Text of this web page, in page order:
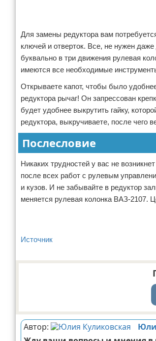
Для замены редуктора вам
ключей и отверток. Все, не нужен
буквально в три движения рулевая
имеются все необходимые
Открываете капот, чтобы было
редуктора рычаг! Он запрессован
будет удобнее выкрутить гайку,
редуктора, выкручиваете, после чего
Послесловие
Никаких трудностей у вас не
после всех работ с рулевым
и кузов. И не забывайте в редуктор
меняется рулевая колонка ВАЗ-2107.
Источник
Автор: